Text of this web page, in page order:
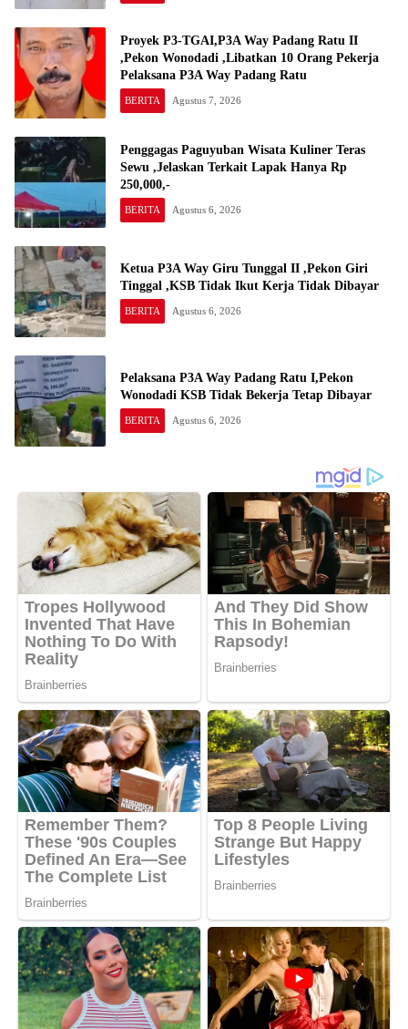
Proyek P3-TGAI,P3A Way Padang Ratu II
,Pekon Wonodadi ,Libatkan 10 Orang Pekerja
Pelaksana P3A Way Padang Ratu
BERITA Agustus 7, 2026
Penggagas Paguyuban Wisata Kuliner Teras
Sewu ,Jelaskan Terkait Lapak Hanya Rp
250,000,-
BERITA Agustus 6, 2026
Ketua P3A Way Giru Tunggal II ,Pekon Giri
Tinggal ,KSB Tidak Ikut Kerja Tidak Dibayar
BERITA Agustus 6, 2026
Pelaksana P3A Way Padang Ratu I,Pekon
Wonodadi KSB Tidak Bekerja Tetap Dibayar
BERITA Agustus 6, 2026